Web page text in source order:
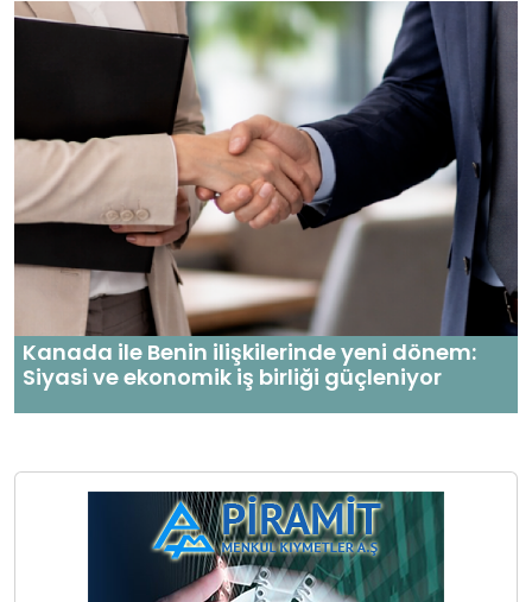
Kanada ile Benin ilişkilerinde yeni dönem:
Siyasi ve ekonomik iş birliği güçleniyor